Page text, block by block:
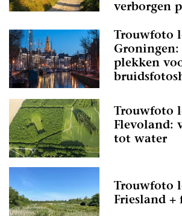
verborgen
Trouwfoto
Groningen:
plekken
Trouwfoto
Flevoland:
tot water
Trouwfoto
Friesland +